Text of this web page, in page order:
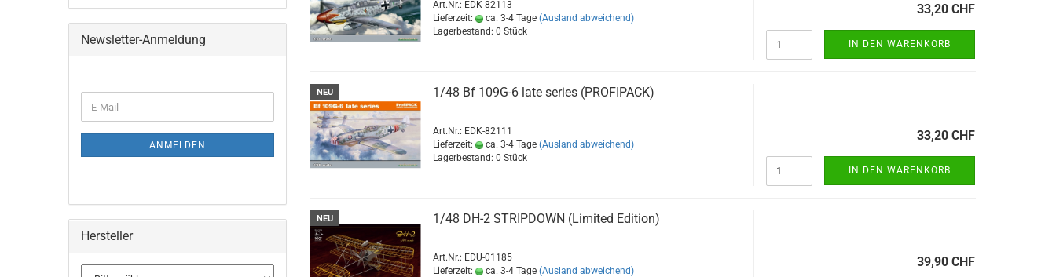
Art.Nr.: EDK-82113
Lieferzeit:
ca. 3-4 Tage (Ausland abweichend)
Lagerbestand: 0 Stück
33,20 CHF
IN DEN WARENKORB
NEU 1/48 Bf 109G-6 late series (PROFIPACK)
Art.Nr.: EDK-82111
Lieferzeit:
ca. 3-4 Tage (Ausland abweichend)
Lagerbestand: 0 Stück
33,20 CHF
IN DEN WARENKORB
NEU 1/48 DH-2 STRIPDOWN (Limited Edition)
Art.Nr.: EDU-01185
Lieferzeit:
ca. 3-4 Tage (Ausland abweichend)
39,90 CHF
Newsletter-Anmeldung
ZUR
E-
Mail
ANMELDEN
Hersteller